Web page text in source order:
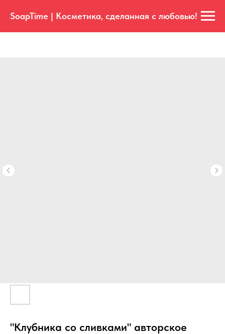
SoapTime | Косметика, сделанная с любовью!
"Клубника со сливками" авторское